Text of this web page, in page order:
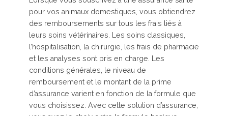
pour vos animaux domestiques, vous obtiendrez
des remboursements sur tous les frais liés à
leurs soins vétérinaires. Les soins classiques,
l’hospitalisation, la chirurgie, les frais de pharmacie
et les analyses sont pris en charge. Les
conditions générales, le niveau de
remboursement et le montant de la prime
d’assurance varient en fonction de la formule que
vous choisissez. Avec cette solution d’assurance,